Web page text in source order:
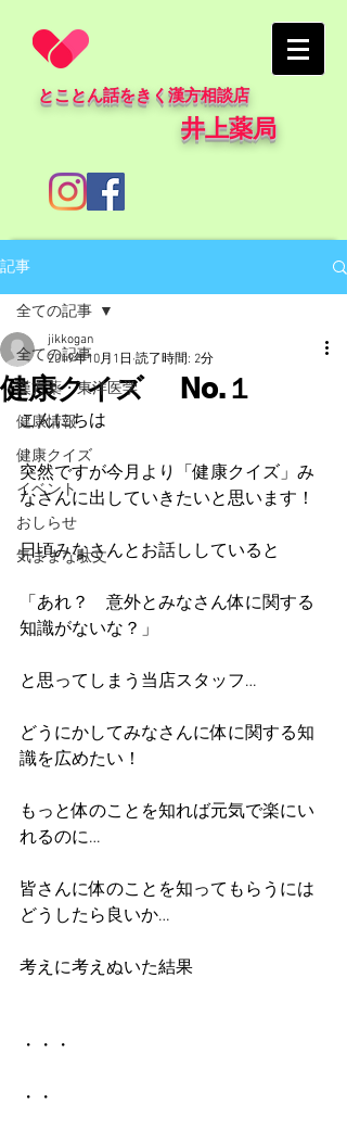
とことん話をきく漢方相談店
井上薬局
記事
全ての記事
漢方薬・東洋医学
健康情報
健康クイズ
イベント
おしらせ
気ままな駄文
全ての記事
健康クイズ No.１
jikkogan
2019年10月1日 読了時間: 2分
こんにちは
突然ですが今月より「健康クイズ」み
なさんに出していきたいと思います！
日頃みなさんとお話ししていると
「あれ？　意外とみなさん体に関する
知識がないな？」
と思ってしまう当店スタッフ…
どうにかしてみなさんに体に関する知
識を広めたい！
もっと体のことを知れば元気で楽にい
れるのに…
皆さんに体のことを知ってもらうには
どうしたら良いか…
考えに考えぬいた結果
・・・
・・